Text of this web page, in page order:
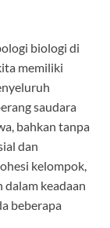
biologi di
memiliki
saudara
bahkan tanpa
dan
kelompok,
keadaan
beberapa